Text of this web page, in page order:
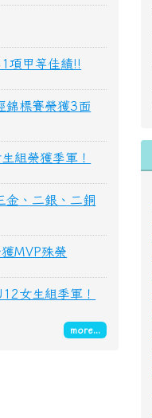
項甲等佳績!!
錦標賽榮獲3面
組榮獲季軍！
、二銀、二銅
MVP殊榮
女生組季軍！
more...